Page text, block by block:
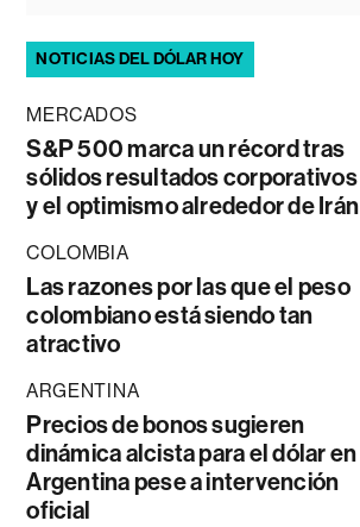
NOTICIAS DEL DÓLAR HOY
MERCADOS
S&P 500 marca un récord tras
sólidos resultados corporativos
y el optimismo alrededor de Irán
COLOMBIA
Las razones por las que el peso
colombiano está siendo tan
atractivo
ARGENTINA
Precios de bonos sugieren
dinámica alcista para el dólar en
Argentina pese a intervención
oficial